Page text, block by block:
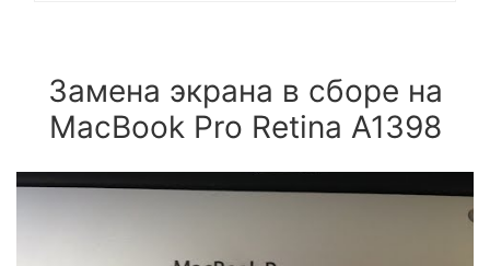
Замена экрана в сборе на
MacBook Pro Retina A1398